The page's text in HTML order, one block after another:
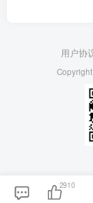
用户协
2910